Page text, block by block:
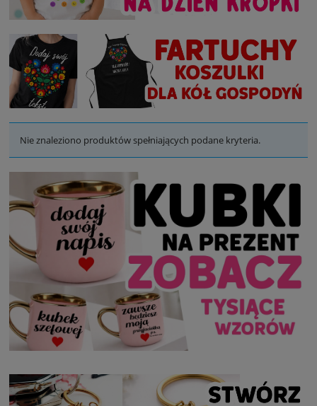
Nie znaleziono produktów spełniających podane kryteria.